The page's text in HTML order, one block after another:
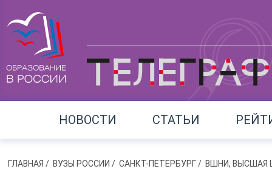
НОВОСТИ СТАТЬИ
ГЛАВНАЯ / ВУЗЫ РОССИИ / САНКТ-ПЕТЕРБУРГ/ ВШНИ, ВЫСШАЯ